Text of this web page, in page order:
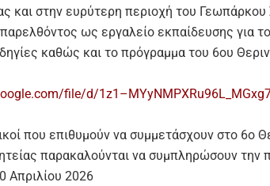
και στην ευρύτερη περιοχή του Γεωπάρκου
ως εργαλείο εκπαίδευσης για
καθώς και το πρόγραμμα του 6ου
file/d/
που επιθυμούν να συμμετάσχουν στο 6ο
παρακαλούνται να συμπληρώσουν την
Απριλίου 2026